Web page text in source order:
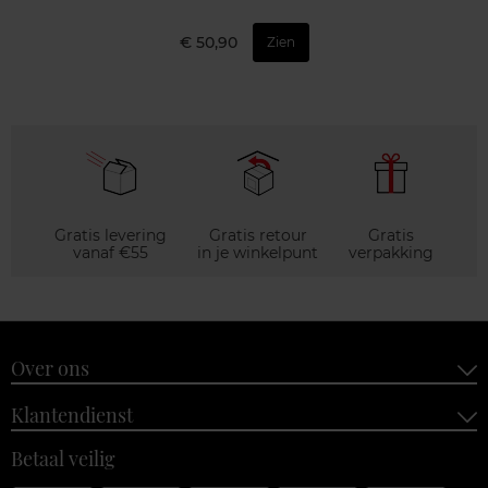
€ 50,90 Zien
Gratis levering
vanaf €55
Gratis retour
in je winkelpunt
Gratis
verpakking
Over ons
Klantendienst
Betaal veilig